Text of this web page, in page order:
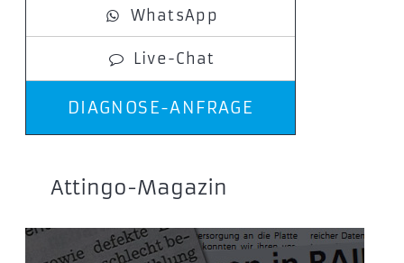
WhatsApp
Live-Chat
DIAGNOSE-ANFRAGE
Attingo-Magazin